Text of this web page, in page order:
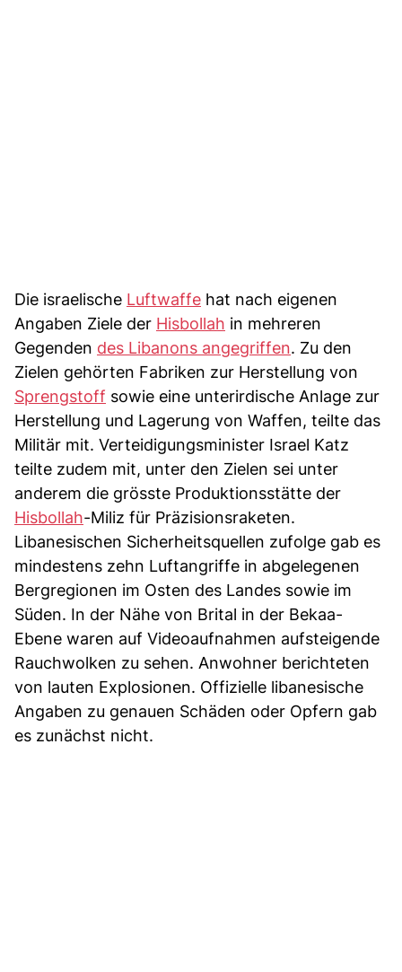
Die israelische Luftwaffe hat nach eigenen
Angaben Ziele der Hisbollah in mehreren
Gegenden des Libanons angegriffen. Zu den
Zielen gehörten Fabriken zur Herstellung von
Sprengstoff sowie eine unterirdische Anlage zur
Herstellung und Lagerung von Waffen, teilte das
Militär mit. Verteidigungsminister Israel Katz
teilte zudem mit, unter den Zielen sei unter
anderem die grösste Produktionsstätte der
Hisbollah-Miliz für Präzisionsraketen.
Libanesischen Sicherheitsquellen zufolge gab es
mindestens zehn Luftangriffe in abgelegenen
Bergregionen im Osten des Landes sowie im
Süden. In der Nähe von Brital in der Bekaa-
Ebene waren auf Videoaufnahmen aufsteigende
Rauchwolken zu sehen. Anwohner berichteten
von lauten Explosionen. Offizielle libanesische
Angaben zu genauen Schäden oder Opfern gab
es zunächst nicht.